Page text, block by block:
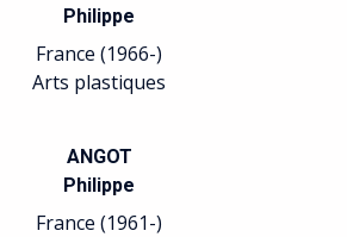
Philippe
France (1966-)
Arts plastiques
ANGOT
Philippe
France (1961-)